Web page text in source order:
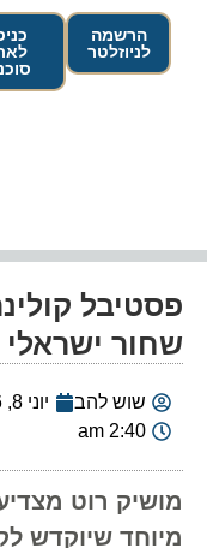
הרשמה
לניוזלטר
פסטיבל
שחור
שוש להב
יוני 8, 2026
2:40 am
מושיק רוט
מיוחד שיוקדש